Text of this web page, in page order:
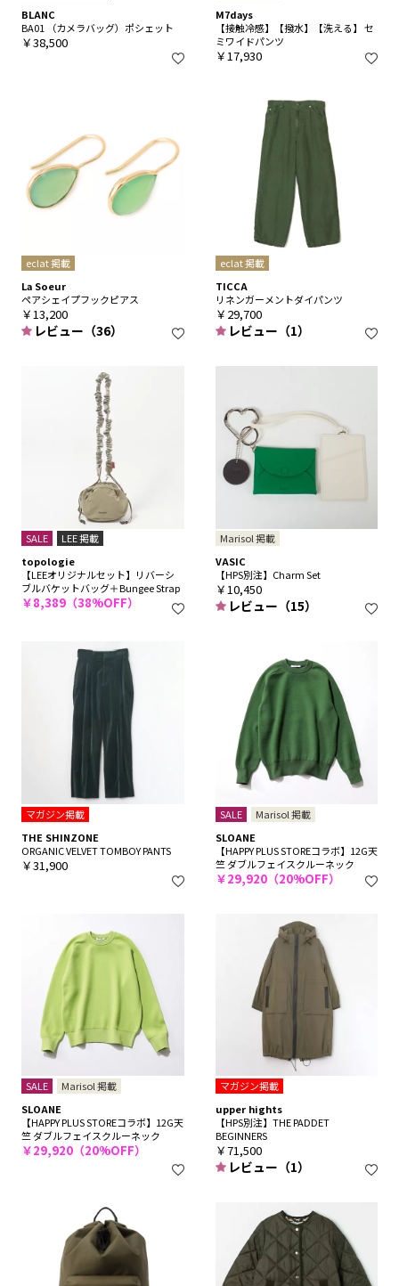
BLANC
BA01 （カメラバッグ）ポシェット
￥38,500
M7days
【接触冷感】【撥水】【洗える】 セ
ミワイドパンツ
￥17,930
eclat 掲載
La Soeur
ペアシェイプフックピアス
￥13,200
レビュー（36）
eclat 掲載
TICCA
リネンガーメントダイパンツ
￥29,700
レビュー（1）
SALE
LEE 掲載
topologie
【LEEオリジナルセット】リバーシ
ブルバケットバッグ＋Bungee Strap
￥8,389（38%OFF）
Marisol 掲載
VASIC
【HPS別注】Charm Set
￥10,450
レビュー（15）
マガジン掲載
THE SHINZONE
ORGANIC VELVET TOMBOY PANTS
￥31,900
SALE
Marisol 掲載
SLOANE
【HAPPY PLUS STOREコラボ】12G天
竺 ダブルフェイスクルーネック
￥29,920（20%OFF）
SALE
Marisol 掲載
SLOANE
【HAPPY PLUS STOREコラボ】12G天
竺 ダブルフェイスクルーネック
￥29,920（20%OFF）
マガジン掲載
upper hights
【HPS別注】THE PADDET
BEGINNERS
￥71,500
レビュー（1）